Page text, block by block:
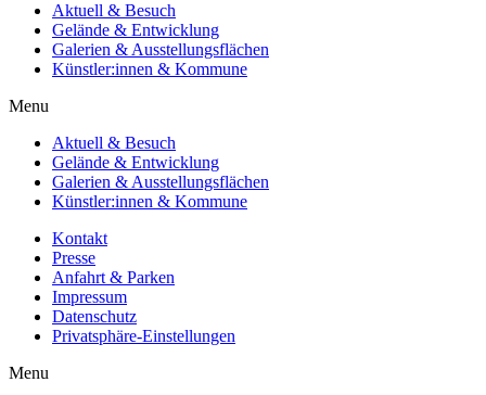
Aktuell & Besuch
Gelände & Entwicklung
Galerien & Ausstellungsflächen
Künstler:innen & Kommune
Menu
Aktuell & Besuch
Gelände & Entwicklung
Galerien & Ausstellungsflächen
Künstler:innen & Kommune
Kontakt
Presse
Anfahrt & Parken
Impressum
Datenschutz
Privatsphäre-Einstellungen
Menu